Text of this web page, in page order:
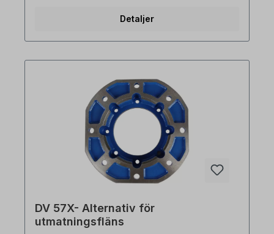
Detaljer
DV 57X- Alternativ för
utmatningsfläns